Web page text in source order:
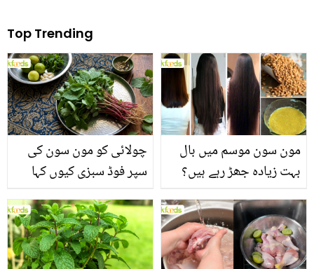
Top Trending
چولائی کو مون سون کی
سپر فوڈ سبزی کیوں کہا
منرلز اور اینٹی آکسیڈنٹس
سے بھرپور اس سبزی کے
فائدے
مون سون موسم میں بال
بہت زیادہ جھڑ رہے ہیں؟
بنانے کے چند قدرتی طریقے